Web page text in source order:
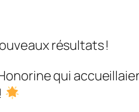
résultats !
qui